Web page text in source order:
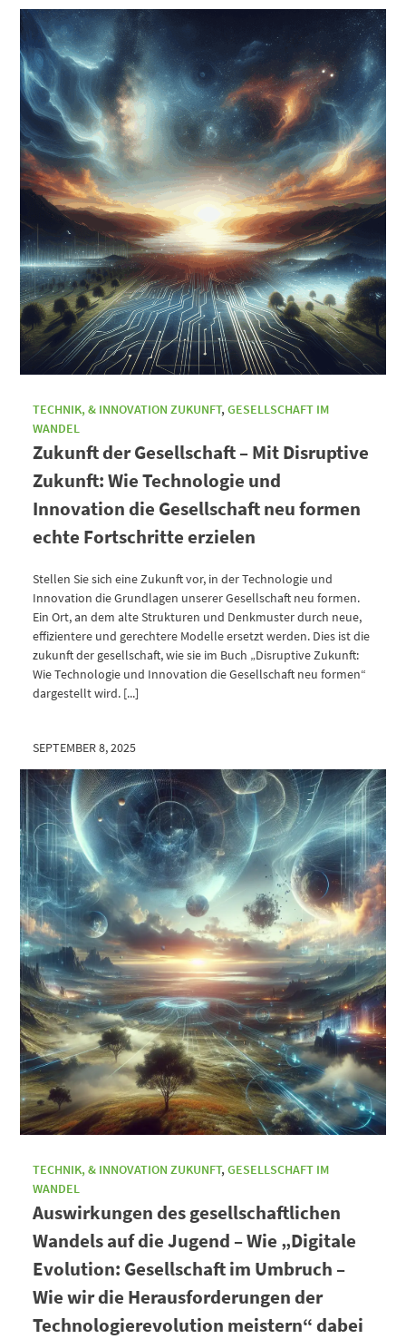
TECHNIK, & INNOVATION ZUKUNFT,GESELLSCHAFT IM
WANDEL
Zukunft der Gesellschaft – Mit Disruptive
Zukunft: Wie Technologie und
Innovation die Gesellschaft neu formen
echte Fortschritte erzielen
Stellen Sie sich eine Zukunft vor, in der Technologie und
Innovation die Grundlagen unserer Gesellschaft neu formen.
Ein Ort, an dem alte Strukturen und Denkmuster durch neue,
effizientere und gerechtere Modelle ersetzt werden. Dies ist die
zukunft der gesellschaft, wie sie im Buch „Disruptive Zukunft:
Wie Technologie und Innovation die Gesellschaft neu formen“
dargestellt wird. [...]
SEPTEMBER 8, 2025
TECHNIK, & INNOVATION ZUKUNFT,GESELLSCHAFT IM
WANDEL
Auswirkungen des gesellschaftlichen
Wandels auf die Jugend – Wie „Digitale
Evolution: Gesellschaft im Umbruch –
Wie wir die Herausforderungen der
Technologierevolution meistern“ dabei